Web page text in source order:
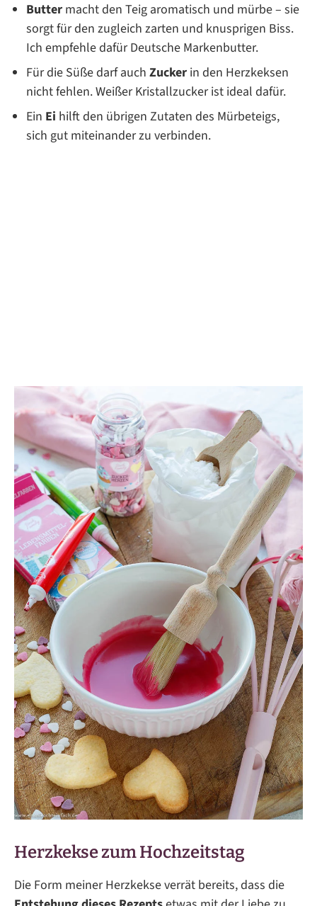
Butter macht den Teig aromatisch und mürbe – sie
sorgt für den zugleich zarten und knusprigen Biss.
Ich empfehle dafür Deutsche Markenbutter.
Für die Süße darf auch Zucker in den Herzkeksen
nicht fehlen. Weißer Kristallzucker ist ideal dafür.
Ein Ei hilft den übrigen Zutaten des Mürbeteigs,
sich gut miteinander zu verbinden.
Herzkekse zum Hochzeitstag
Die Form meiner Herzkekse verrät bereits, dass die